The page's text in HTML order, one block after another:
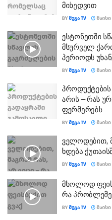
მიხედვით
BYᲛᲔᲒᲐ TV ᲛᲐᲘᲡᲘ
ესტონეთში
მსურველ
პერიოდს
BYᲛᲔᲒᲐ TV ᲛᲐᲘᲡᲘ
არის – რას
ფერმერებს
BYᲛᲔᲒᲐ TV ᲛᲐᲘᲡᲘ
ველოდებით,
ხდება
BYᲛᲔᲒᲐ TV ᲛᲐᲘᲡᲘ
მხოლოდ
რა
BYᲛᲔᲒᲐ TV ᲛᲐᲘᲡᲘ